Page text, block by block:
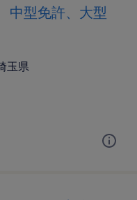
中型免許、大型
玉県